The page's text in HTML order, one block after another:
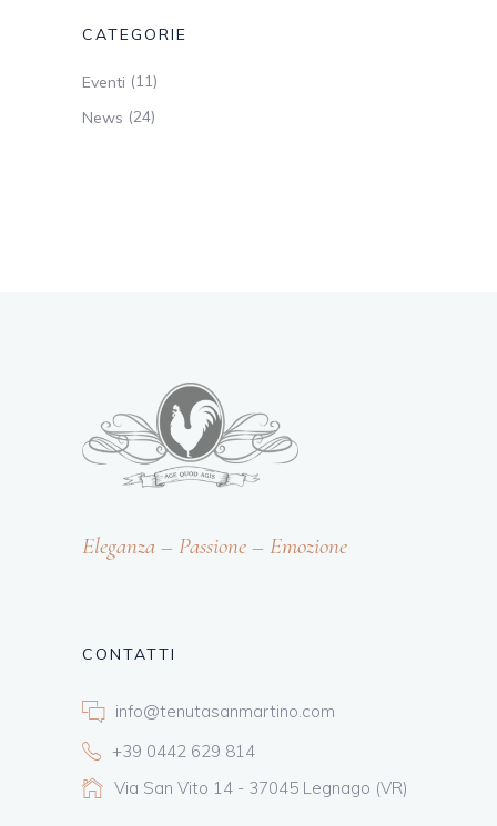
CATEGORIE
Eventi (11)
News (24)
Eleganza – Passione – Emozione
CONTATTI
info@tenutasanmartino.com
+39 0442 629 814
Via San Vito 14 - 37045 Legnago (VR)